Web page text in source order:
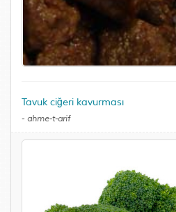
Tavuk ciğeri kavurması
- ahme-t-arif